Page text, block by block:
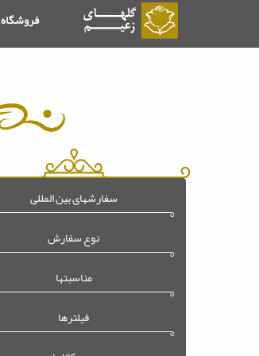
فروشگاه
سفارشهای بین المللی
نوع سفارش
مناسبتها
فیلترها